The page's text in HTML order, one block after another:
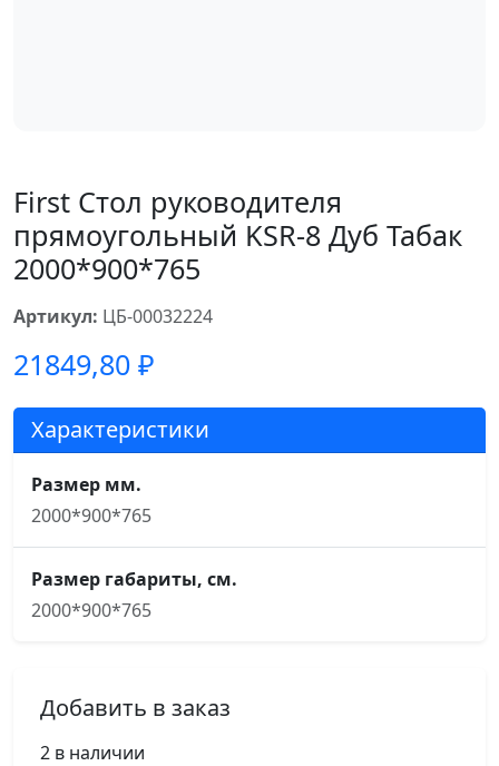
First Стол руководителя
прямоугольный KSR-8 Дуб Табак
2000*900*765
Артикул: ЦБ-00032224
21849,80 ₽
Характеристики
Размер мм.
2000*900*765
Размер габариты, см.
2000*900*765
Добавить в заказ
2 в наличии